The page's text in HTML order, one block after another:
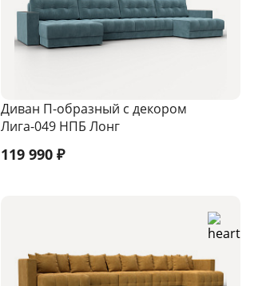
Диван П-образный с декором
Лига-049 НПБ Лонг
119 990 ₽